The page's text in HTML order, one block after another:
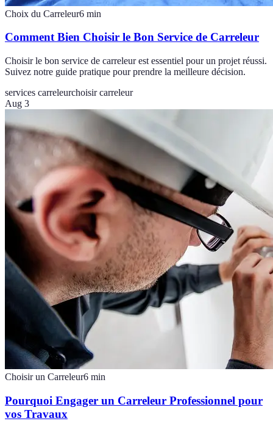
Choix du Carreleur6 min
Comment Bien Choisir le Bon Service de Carreleur
Choisir le bon service de carreleur est essentiel pour un projet réussi.
Suivez notre guide pratique pour prendre la meilleure décision.
services carreleurchoisir carreleur
Aug 3
Choisir un Carreleur6 min
Pourquoi Engager un Carreleur Professionnel pour
vos Travaux